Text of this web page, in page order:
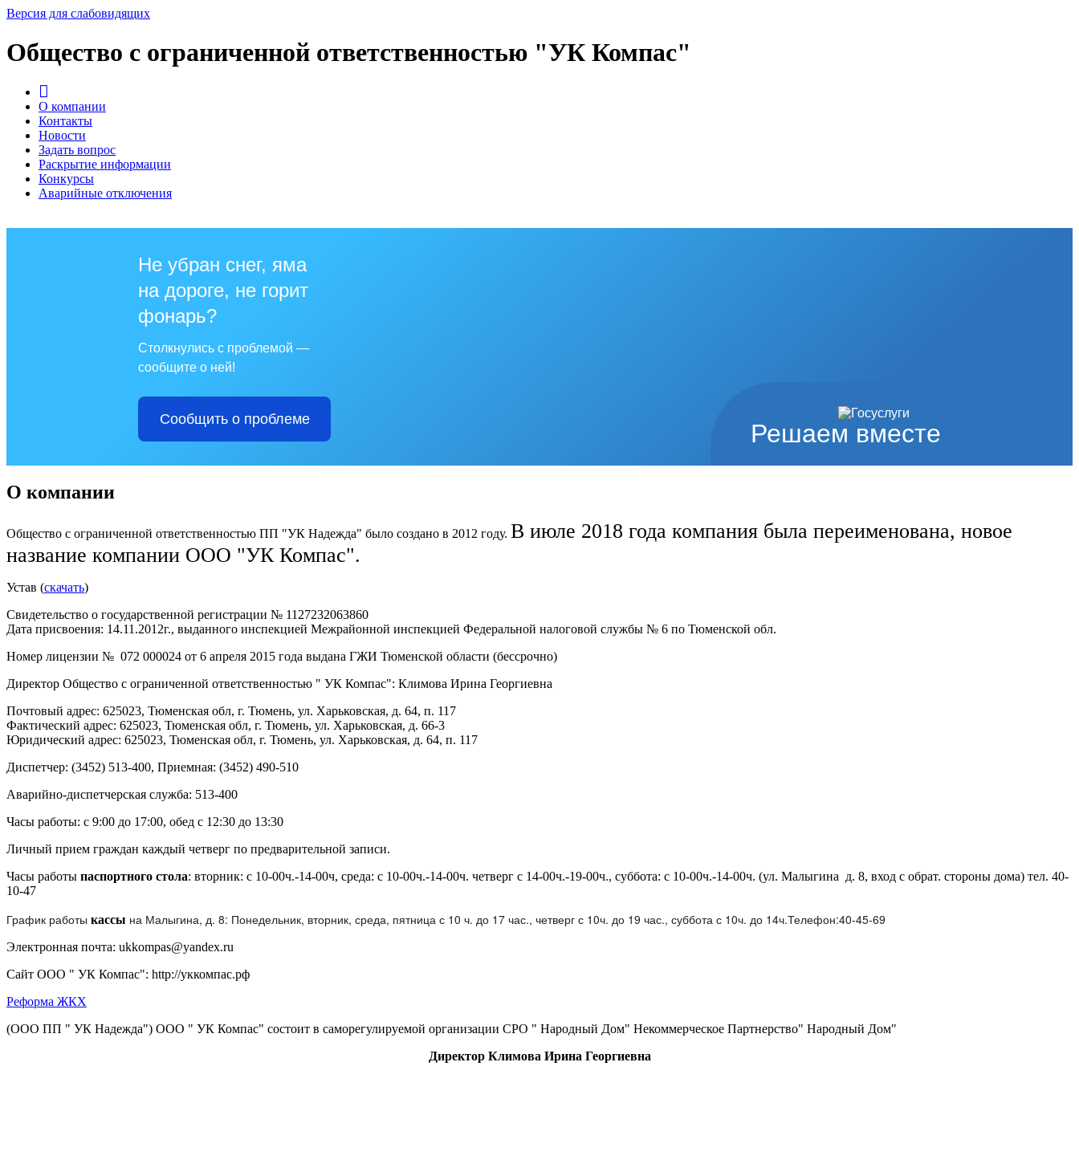
Версия для слабовидящих
Общество с ограниченной ответственностью "УК Компас"
О компании
Контакты
Новости
Задать вопрос
Раскрытие информации
Конкурсы
Аварийные отключения
Решаем вместе
Не убран снег, яма
на дороге, не горит
фонарь?
Столкнулись с проблемой —
сообщите о ней!
Сообщить о проблеме
О компании
Общество с ограниченной ответственностью ПП "УК Надежда" было создано в 2012 году. В июле 2018 года компания была переименована, новое
название компании ООО "УК Компас".
Устав (скачать)
Свидетельство о государственной регистрации № 1127232063860
Дата присвоения: 14.11.2012г., выданного инспекцией Межрайонной инспекцией Федеральной налоговой службы № 6 по Тюменской обл.
Номер лицензии № 072 000024 от 6 апреля 2015 года выдана ГЖИ Тюменской области (бессрочно)
Директор Общество с ограниченной ответственностью " УК Компас": Климова Ирина Георгиевна
Почтовый адрес: 625023, Тюменская обл, г. Тюмень, ул. Харьковская, д. 64, п. 117
Фактический адрес: 625023, Тюменская обл, г. Тюмень, ул. Харьковская, д. 66-3
Юридический адрес: 625023, Тюменская обл, г. Тюмень, ул. Харьковская, д. 64, п. 117
Диспетчер: (3452) 513-400, Приемная: (3452) 490-510
Аварийно-диспетчерская служба: 513-400
Часы работы: с 9:00 до 17:00, обед с 12:30 до 13:30
Личный прием граждан каждый четверг по предварительной записи.
Часы работы паспортного стола: вторник: с 10-00ч.-14-00ч, среда: с 10-00ч.-14-00ч. четверг с 14-00ч.-19-00ч., суббота: с 10-00ч.-14-00ч. (ул. Малыгина д. 8, вход с обрат. стороны дома) тел. 40-
10-47
График работы кассы на Малыгина, д. 8: Понедельник, вторник, среда, пятница с 10 ч. до 17 час., четверг с 10ч. до 19 час., суббота с 10ч. до 14ч.Телефон:40-45-69
Электронная почта: ukkompas@yandex.ru
Сайт ООО " УК Компас": http://уккомпас.рф
Реформа ЖКХ
(ООО ПП " УК Надежда") ООО " УК Компас" состоит в саморегулируемой организации СРО " Народный Дом" Некоммерческое Партнерство" Народный Дом"
Директор Климова Ирина Георгиевна